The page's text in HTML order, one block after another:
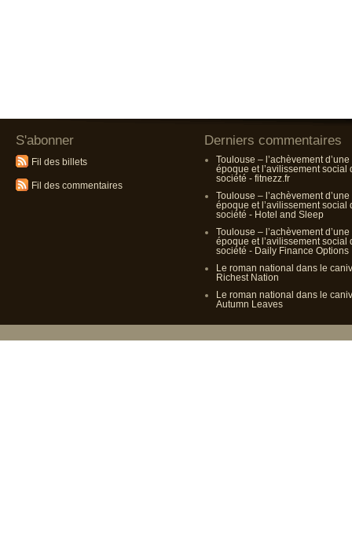
S'abonner
Fil des billets
Fil des commentaires
Derniers commentaires
Toulouse – l’achèvement d’une
époque et l’avilissement social
société - fitnezz.fr
Toulouse – l’achèvement d’une
époque et l’avilissement social
société - Hotel and Sleep
Toulouse – l’achèvement d’une
époque et l’avilissement social
société - Daily Finance Options
Le roman national dans le
Richest Nation
Le roman national dans le
Autumn Leaves